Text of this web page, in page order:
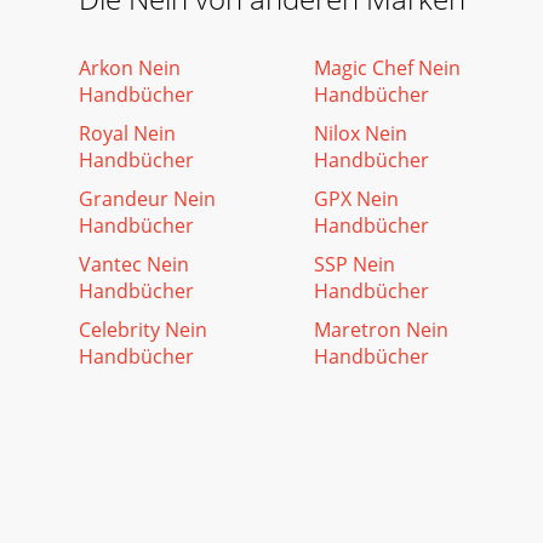
Arkon Nein
Handbücher
Royal Nein
Handbücher
Grandeur Nein
Handbücher
Vantec Nein
Handbücher
Celebrity Nein
Handbücher
Magic Chef Nein
Handbücher
Nilox Nein
Handbücher
GPX Nein
Handbücher
SSP Nein
Handbücher
Maretron Nein
Handbücher